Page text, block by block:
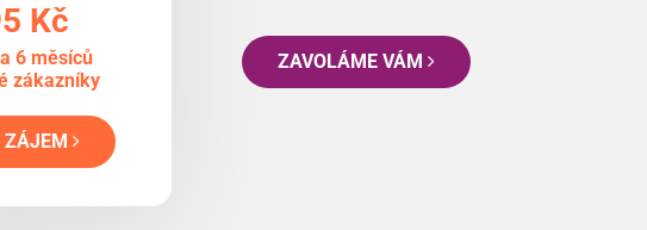
Kč
6 měsíců
zákazníky
ZAVOLÁME VÁM